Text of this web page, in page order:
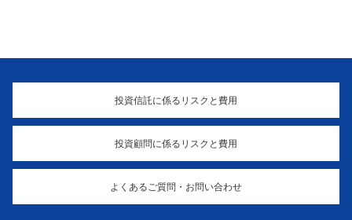
投資信託に係るリスクと費用
投資顧問に係るリスクと費用
よくあるご質問・お問い合わせ